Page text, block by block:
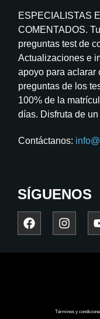
ESPECIALISTAS
COMENTADOS.
preguntas test de
Actualizaciones e
apoyo para aclarar
preguntas de los
100% de la
días. Disfruta de
Contáctanos:
SÍGUENOS
Términos y